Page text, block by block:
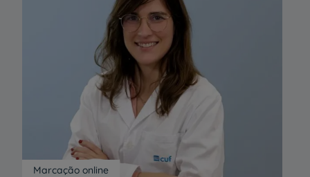
Marcação online